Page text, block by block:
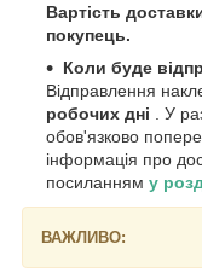
Вартість
покупець.
Коли буде
Відправлення
робочих дні . У
обов'язково
інформація про
посиланням у
ВАЖЛИВО: